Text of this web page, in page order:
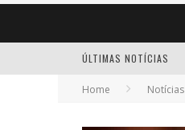
ÚLTIMAS NOTÍCIAS
Home Notícias